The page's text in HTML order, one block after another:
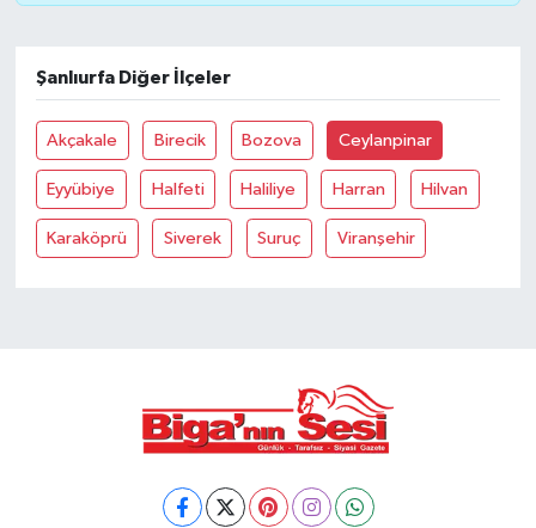
Şanlıurfa Diğer İlçeler
Akçakale Birecik Bozova Ceylanpinar
Eyyübiye Halfeti Haliliye Harran Hilvan
Karaköprü Siverek Suruç Viranşehir
Tarım ve Ekonomi
Teknoloji